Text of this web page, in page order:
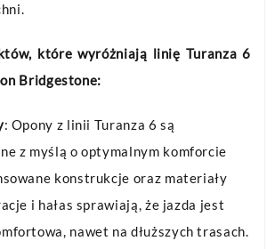
które wyróżniają linię Turanza 6
Bridgestone:
: Opony z linii Turanza 6 są
z myślą o optymalnym komforcie
konstrukcje oraz materiały
i hałas sprawiają, że jazda jest
nawet na dłuższych trasach.